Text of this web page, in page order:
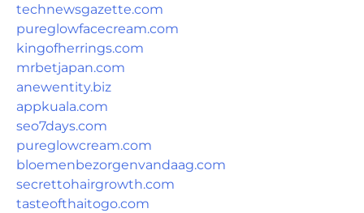
technewsgazette.com
pureglowfacecream.com
kingofherrings.com
mrbetjapan.com
anewentity.biz
appkuala.com
seo7days.com
pureglowcream.com
bloemenbezorgenvandaag.com
secrettohairgrowth.com
tasteofthaitogo.com